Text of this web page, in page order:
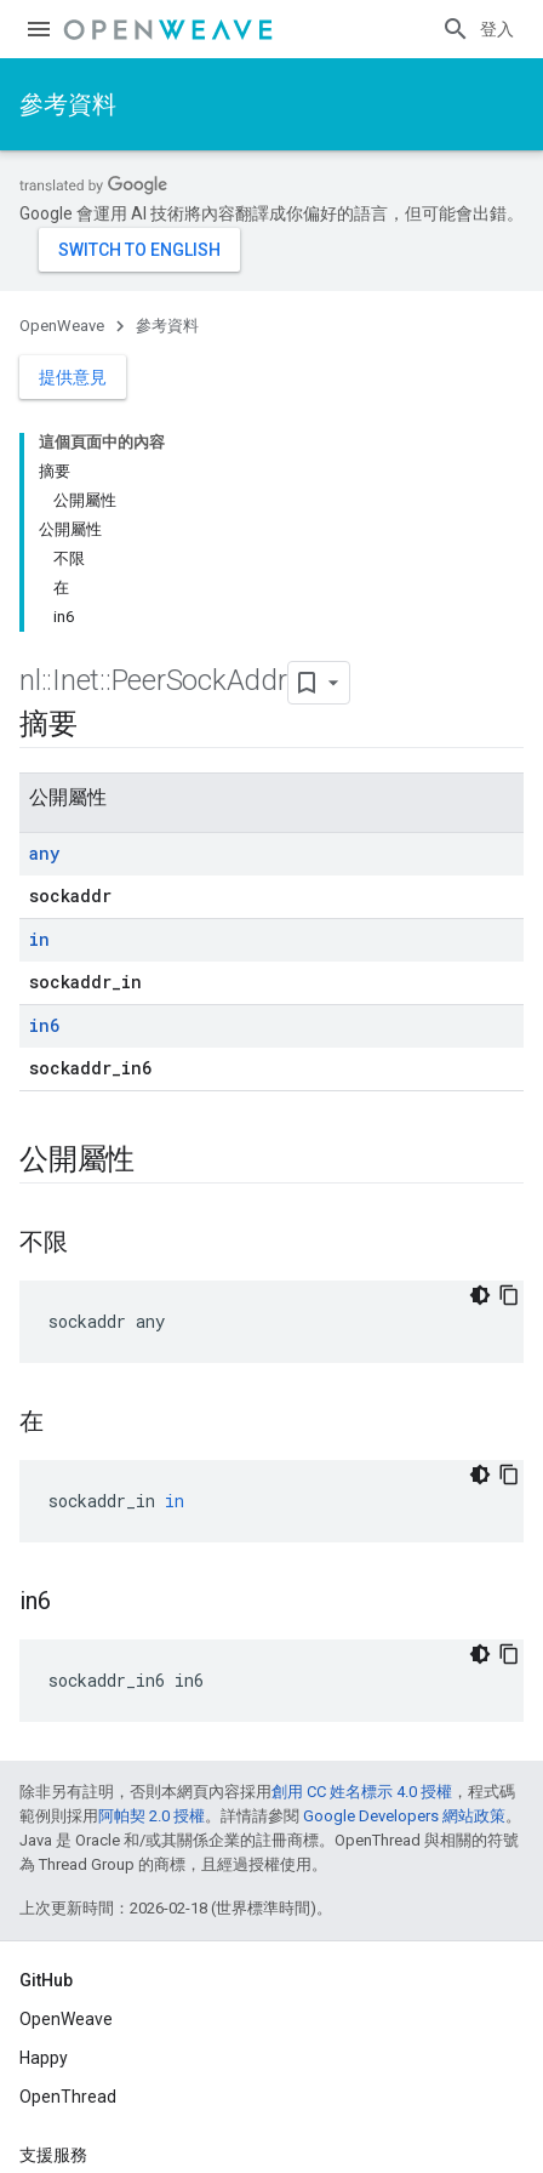
登入
參考資料
Google 會運用 AI 技術將內容翻譯成你偏好的語言，但可能會出錯。
OpenWeave 參考資料
提供意見
這個頁面中的內容
摘要
公開屬性
公開屬性
不限
在
in6
nl ::Inet::PeerSockAddr
摘要
公開屬性
any
sockaddr
in
sockaddr_in
in6
sockaddr_in6
公開屬性
不限
sockaddr any
在
sockaddr_in in
in6
sockaddr_in6 in6
除非另有註明，否則本網頁內容採用創用 CC 姓名標示 4.0 授權 ，程式碼
範例則採用 阿帕契 2.0 授權。詳情請參閱 Google Developers 網站政策。
Java 是 Oracle 和/或其關係企業的註冊商標。OpenThread 與相關的符號
為 Thread Group 的商標，且經過授權使用。
上次更新時間：2026-02-18 (世界標準時間)。
GitHub
OpenWeave
Happy
OpenThread
支援服務